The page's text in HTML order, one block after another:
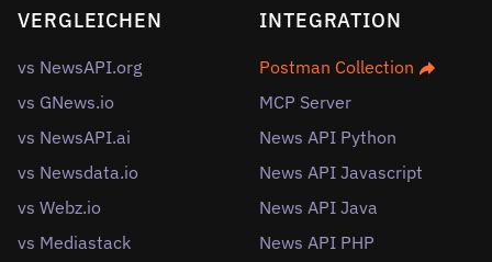
VERGLEICHEN
vs NewsAPI.org
vs GNews.io
vs NewsAPI.ai
vs Newsdata.io
vs Webz.io
vs Mediastack
INTEGRATION
Postman Collection
MCP Server
News API Python
News API Javascript
News API Java
News API PHP